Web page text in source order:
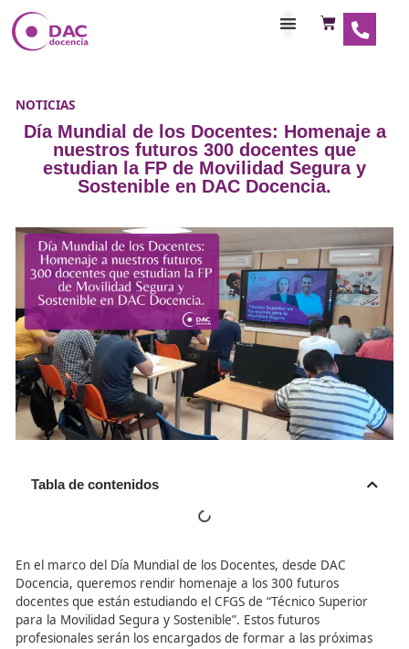
NOTICIAS
Día Mundial de los Docentes:
nuestros futuros 300 docentes
estudian la FP de Movilidad
Tabla de contenidos